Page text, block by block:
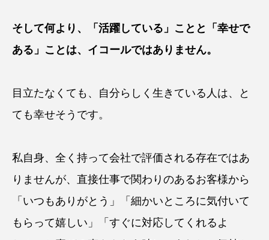
そして何より、「活躍している」ことと「幸せで
ある」ことは、イコールではありません。
目立たなくても、自分らしく生きている人は、と
ても幸せそうです。
私自身、全く持って会社で評価される存在ではあ
りませんが、直接仕事で関わりのあるお客様から
「いつもありがとう」「細かいところに気付いて
もらって嬉しい」「すぐに対応してくれるよ